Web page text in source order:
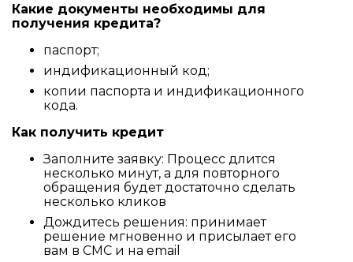
Какие документы необходимы для
получения кредита?
паспорт;
индификационный код;
копии паспорта и индификационного
кода.
Как получить кредит
Заполните заявку: Процесс длится
несколько минут, а для повторного
обращения будет достаточно сделать
несколько кликов
Дождитесь решения: принимает
решение мгновенно и присылает его
вам в СМС и на email